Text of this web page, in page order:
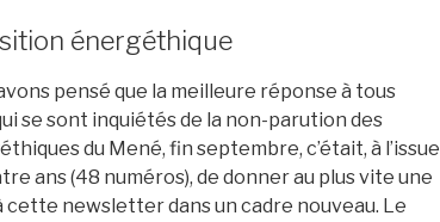
énergéthique
pensé que la meilleure réponse à tous
se sont inquiétés de la non-parution des
du Mené, fin septembre, c’était, à l’issue
ans (48 numéros), de donner au plus vite une
cette newsletter dans un cadre nouveau. Le